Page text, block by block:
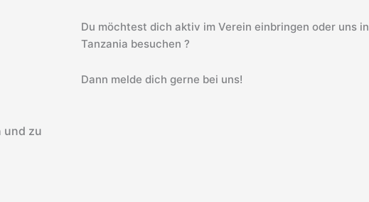
und zu
Du möchtest dich aktiv im Verein einbringen oder uns in
Tanzania besuchen ?
Dann melde dich gerne bei uns!